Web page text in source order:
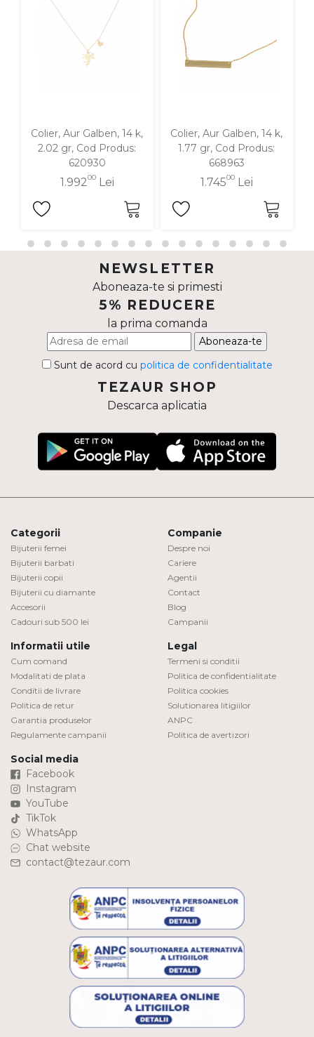
Diamante
Colier, Aur Galben, 14 k,
2.02 gr, Cod Produs:
620930
1.99200Lei
Colier, Aur Galben, 14 k,
1.77 gr, Cod Produs:
668963
1.74500Lei
NEWSLETTER
Aboneaza-te si primesti
5% REDUCERE
la prima comanda
Aboneaza-te
Sunt de acord cu politica de confidentialitate
TEZAUR SHOP
Descarca aplicatia
Categorii
Bijuterii femei
Bijuterii barbati
Bijuterii copii
Bijuterii cu diamante
Accesorii
Cadouri sub 500 lei
Companie
Despre noi
Cariere
Agentii
Contact
Blog
Campanii
Informatii utile
Cum comand
Modalitati de plata
Conditii de livrare
Politica de retur
Garantia produselor
Regulamente campanii
Legal
Termeni si conditii
Politica de confidentialitate
Politica cookies
Solutionarea litigiilor
ANPC
Politica de avertizori
Social media
Facebook
Instagram
YouTube
TikTok
WhatsApp
Chat website
contact@tezaur.com